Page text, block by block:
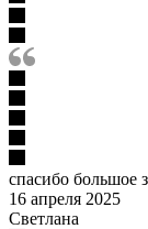
спасибо большое
16 апреля 2025
Светлана